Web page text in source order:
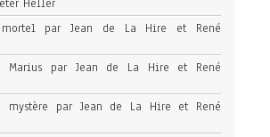
Heller
par Jean de La Hire et René
Marius par Jean de La Hire et René
par Jean de La Hire et René